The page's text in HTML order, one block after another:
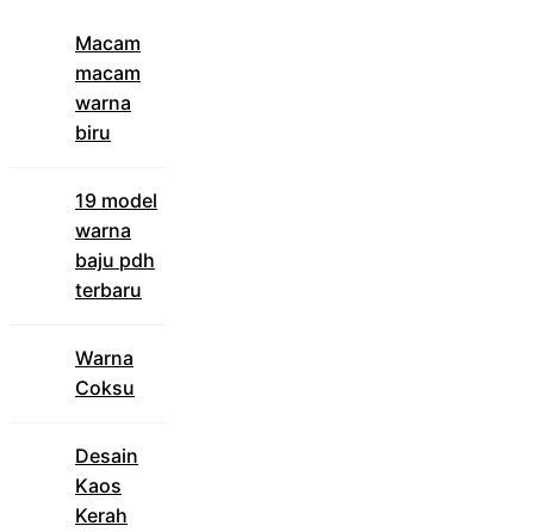
Macam
macam
warna
biru
19 model
warna
baju pdh
terbaru
Warna
Coksu
Desain
Kaos
Kerah